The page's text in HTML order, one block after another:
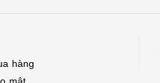
hàng
mật